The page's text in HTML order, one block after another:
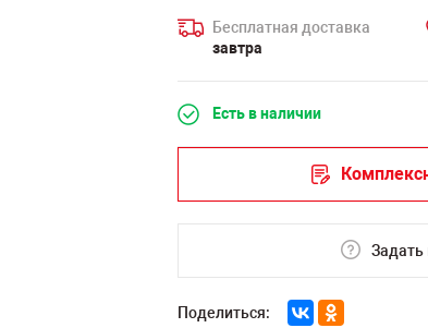
Бесплатная доставка
завтра
Есть в наличии
Задать
Поделиться: